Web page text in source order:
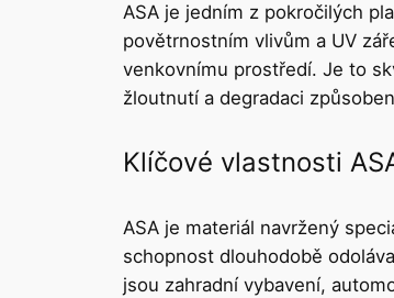
ASA je jedním z pokročilých
povětrnostním vlivům a UV
venkovnímu prostředí. Je to
žloutnutí a degradaci
Klíčové vlastnosti
ASA je materiál navržený
schopnost dlouhodobě
jsou zahradní vybavení,